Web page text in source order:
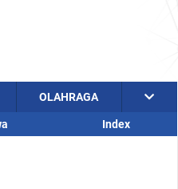
OLAHRAGA
Index